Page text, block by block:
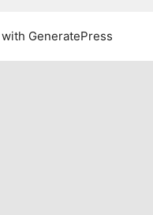
GeneratePress